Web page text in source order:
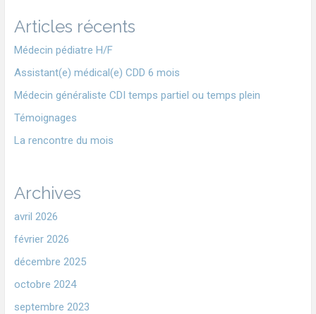
Articles récents
Médecin pédiatre H/F
Assistant(e) médical(e) CDD 6 mois
Médecin généraliste CDI temps partiel ou temps plein
Témoignages
La rencontre du mois
Archives
avril 2026
février 2026
décembre 2025
octobre 2024
septembre 2023